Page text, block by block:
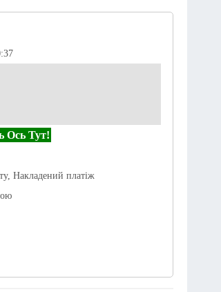
Ось Тут!
Накладений платіж